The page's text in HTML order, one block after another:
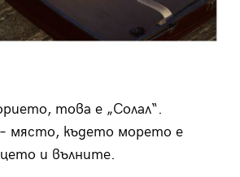
това е „Солал“.
място, където морето е
и вълните.